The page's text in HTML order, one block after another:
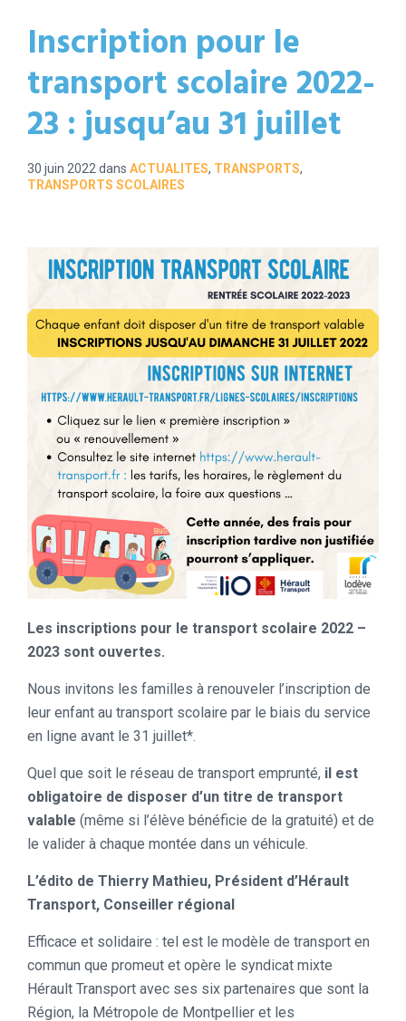
Inscription pour le
transport scolaire 2022-
23 : jusqu’au 31 juillet
30 juin 2022dans ACTUALITES, TRANSPORTS,
TRANSPORTS SCOLAIRES
Les inscriptions pour le transport scolaire 2022 –
2023 sont ouvertes.
Nous invitons les familles à renouveler l’inscription de
leur enfant au transport scolaire par le biais du service
en ligne avant le 31 juillet*.
Quel que soit le réseau de transport emprunté, il est
obligatoire de disposer d’un titre de transport
valable (même si l’élève bénéficie de la gratuité) et de
le valider à chaque montée dans un véhicule.
L’édito de Thierry Mathieu, Président d’Hérault
Transport, Conseiller régional
Efficace et solidaire : tel est le modèle de transport en
commun que promeut et opère le syndicat mixte
Hérault Transport avec ses six partenaires que sont la
Région, la Métropole de Montpellier et les